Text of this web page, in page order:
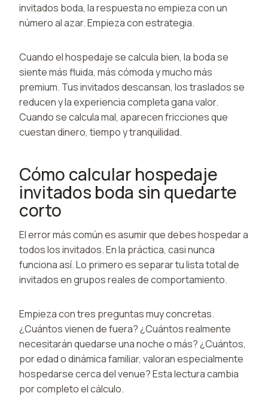
invitados boda, la respuesta no empieza con un
número al azar. Empieza con estrategia.
Cuando el hospedaje se calcula bien, la boda se
siente más fluida, más cómoda y mucho más
premium. Tus invitados descansan, los traslados se
reducen y la experiencia completa gana valor.
Cuando se calcula mal, aparecen fricciones que
cuestan dinero, tiempo y tranquilidad.
Cómo calcular hospedaje
invitados boda sin quedarte
corto
El error más común es asumir que debes hospedar a
todos los invitados. En la práctica, casi nunca
funciona así. Lo primero es separar tu lista total de
invitados en grupos reales de comportamiento.
Empieza con tres preguntas muy concretas.
¿Cuántos vienen de fuera? ¿Cuántos realmente
necesitarán quedarse una noche o más? ¿Cuántos,
por edad o dinámica familiar, valoran especialmente
hospedarse cerca del venue? Esta lectura cambia
por completo el cálculo.